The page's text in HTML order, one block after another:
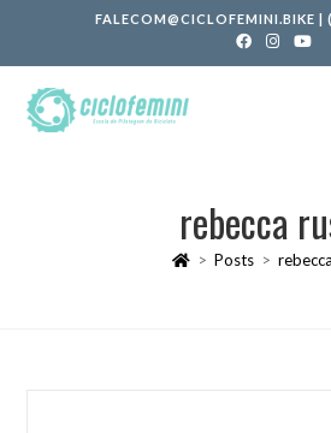
FALECOM@CICLOFEMINI.BIKE |
rebecca
> Posts >